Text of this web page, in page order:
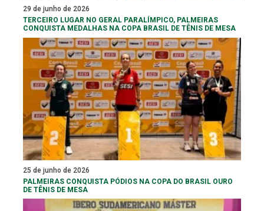
29 de junho de 2026
TERCEIRO LUGAR NO GERAL PARALÍMPICO, PALMEIRAS
CONQUISTA MEDALHAS NA COPA BRASIL DE TÊNIS DE MESA
25 de junho de 2026
PALMEIRAS CONQUISTA PÓDIOS NA COPA DO BRASIL OURO
DE TÊNIS DE MESA